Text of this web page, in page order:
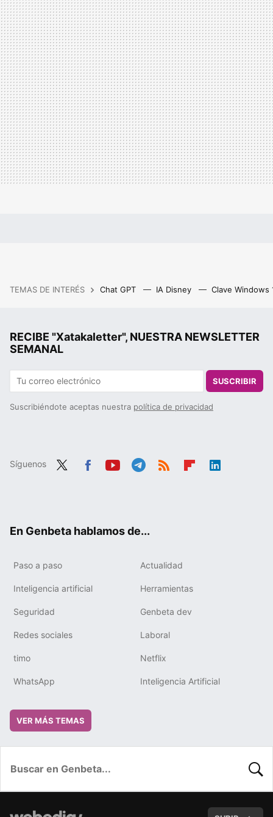
TEMAS DE INTERÉS Chat GPT IA Disney Clave Windows
RECIBE "Xatakaletter", NUESTRA NEWSLETTER
SEMANAL
SUSCRIBIR
Suscribiéndote aceptas nuestra política de privacidad
Síguenos
En Genbeta hablamos de...
Paso a paso Actualidad
Inteligencia artificial Herramientas
Seguridad Genbeta dev
Redes sociales Laboral
timo Netflix
WhatsApp Inteligencia Artificial
VER MÁS TEMAS